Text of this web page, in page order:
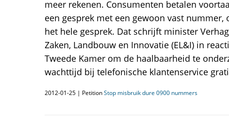
meer rekenen. Consumenten betalen
een gesprek met een gewoon vast nummer,
het hele gesprek. Dat schrijft minister
Zaken, Landbouw en Innovatie (EL&I) in
Tweede Kamer om de haalbaarheid te
wachttijd bij telefonische klantenservice
2012-01-25 | PetitionStop misbruik dure 0900 nummers